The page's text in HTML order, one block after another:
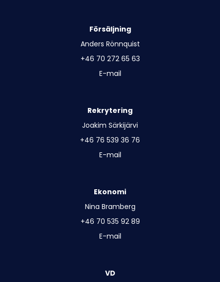
Försäljning
Anders Rönnquist
+46 70 272 65 63
E-mail
Rekrytering
Joakim Särkijärvi
+46 76 539 36 76
E-mail
Ekonomi
Nina Bramberg
+46 70 535 92 89
E-mail
VD